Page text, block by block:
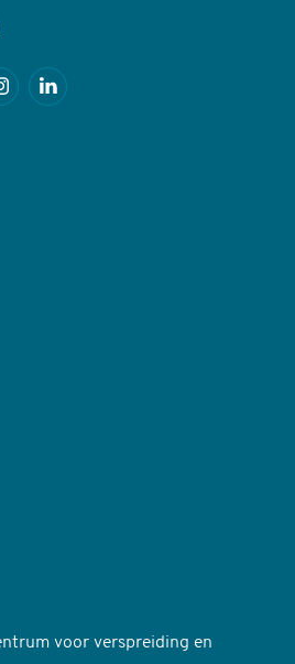
InstagramLinkedin
voor verspreiding en